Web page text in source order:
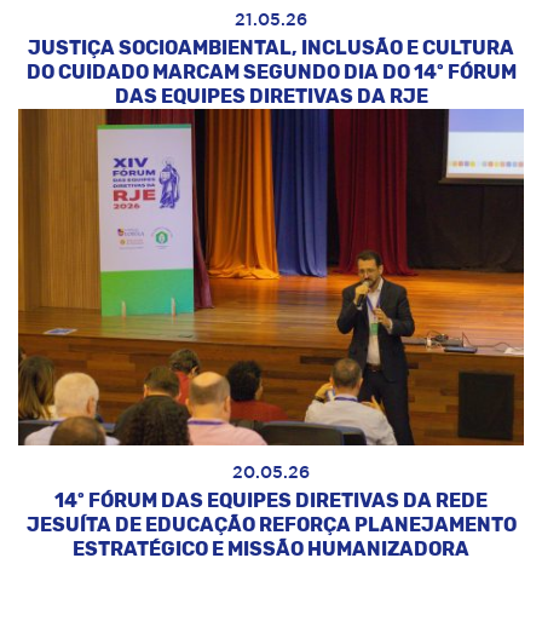
21.05.26
JUSTIÇA SOCIOAMBIENTAL, INCLUSÃO E CULTURA
DO CUIDADO MARCAM SEGUNDO DIA DO 14º FÓRUM
DAS EQUIPES DIRETIVAS DA RJE
20.05.26
14º FÓRUM DAS EQUIPES DIRETIVAS DA REDE
JESUÍTA DE EDUCAÇÃO REFORÇA PLANEJAMENTO
ESTRATÉGICO E MISSÃO HUMANIZADORA